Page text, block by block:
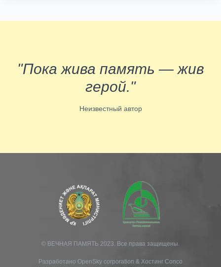
"Пока жива память — жив
герой."
Неизвестный автор
© ВЕЧНАЯ ПАМЯТЬ 2023. Все права защищены.
Разработано OpenSky corporation & Хостинг Conco